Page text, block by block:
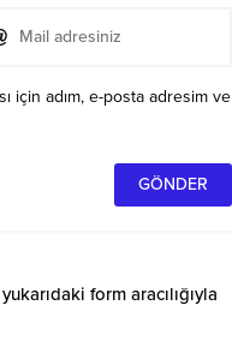
için adım, e-posta adresim ve
form aracılığıyla